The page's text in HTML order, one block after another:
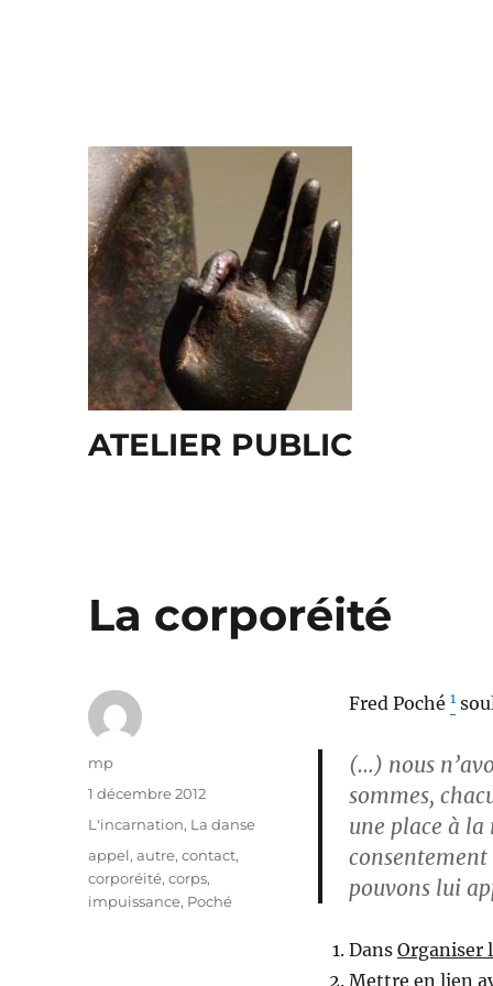
ATELIER PUBLIC
La corporéité
Fred Poché 1
(…) nous
sommes,
une place à
consentement
pouvons lui
Dans Organiser
Mettre en lien
Auteur
mp
Publié
1 décembre 2012
Catégories
L'incarnation, La danse
Étiquettes
appel,autre,contact,
corporéité,corps,
impuissance, Poché